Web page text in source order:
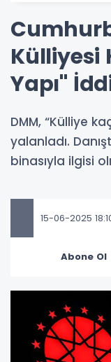
Külliyesi
Yapı"
DMM, “Külliye
yalanladı.
binasıyla ilgisi
15-06-2025
Abone Ol